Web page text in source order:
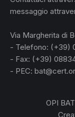
messaggio
Via Margherita di
- Telefono: (+39)
- Fax: (+39)
- PEC:
OPI